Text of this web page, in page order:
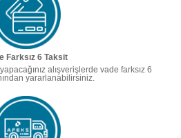
Farksız 6 Taksit
alışverişlerde vade farksız 6
yararlanabilirsiniz.